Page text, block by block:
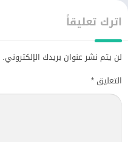
اترك تعليقاً
لن يتم نشر عنوان بريدك الإلكتروني.
التعليق *